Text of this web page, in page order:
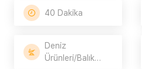
40 Dakika
Deniz
Ürünleri/Balık